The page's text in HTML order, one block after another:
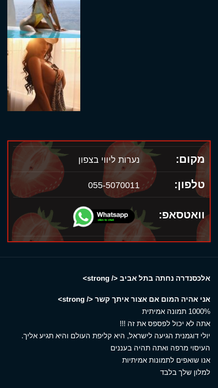
מקום: נערות ליווי בצפון
טלפון: 055-5070011
וואטסאפ:
אלכסנדרה נחתה בתל אביב </ strong>
אני אהיה המום אם אצור איתך קשר </ strong>
1000% תמונה אמיתית
אתה לא יכול לפספס את זה !!!
יולי דוגמנית הגיעה לישראל, היא קליפת העולם והיא תגיע אליך.
העיסוי מרפה ואתה תהיה בעננים
אנו שואפים לתמונות אמיתיות
למלון שלך בלבד